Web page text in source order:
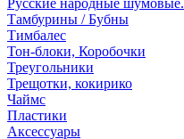
Русские народные шумовые.
Тамбурины / Бубны
Тимбалес
Тон-блоки, Коробочки
Треугольники
Трещотки, кокирико
Чаймс
Пластики
Аксессуары